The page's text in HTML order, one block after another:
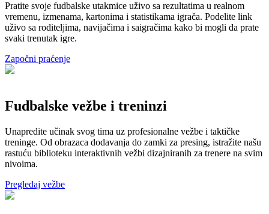
Pratite svoje fudbalske utakmice uživo sa rezultatima u realnom
vremenu, izmenama, kartonima i statistikama igrača. Podelite link
uživo sa roditeljima, navijačima i saigračima kako bi mogli da prate
svaki trenutak igre.
Započni praćenje
Fudbalske vežbe i treninzi
Unapredite učinak svog tima uz profesionalne vežbe i taktičke
treninge. Od obrazaca dodavanja do zamki za presing, istražite našu
rastuću biblioteku interaktivnih vežbi dizajniranih za trenere na svim
nivoima.
Pregledaj vežbe